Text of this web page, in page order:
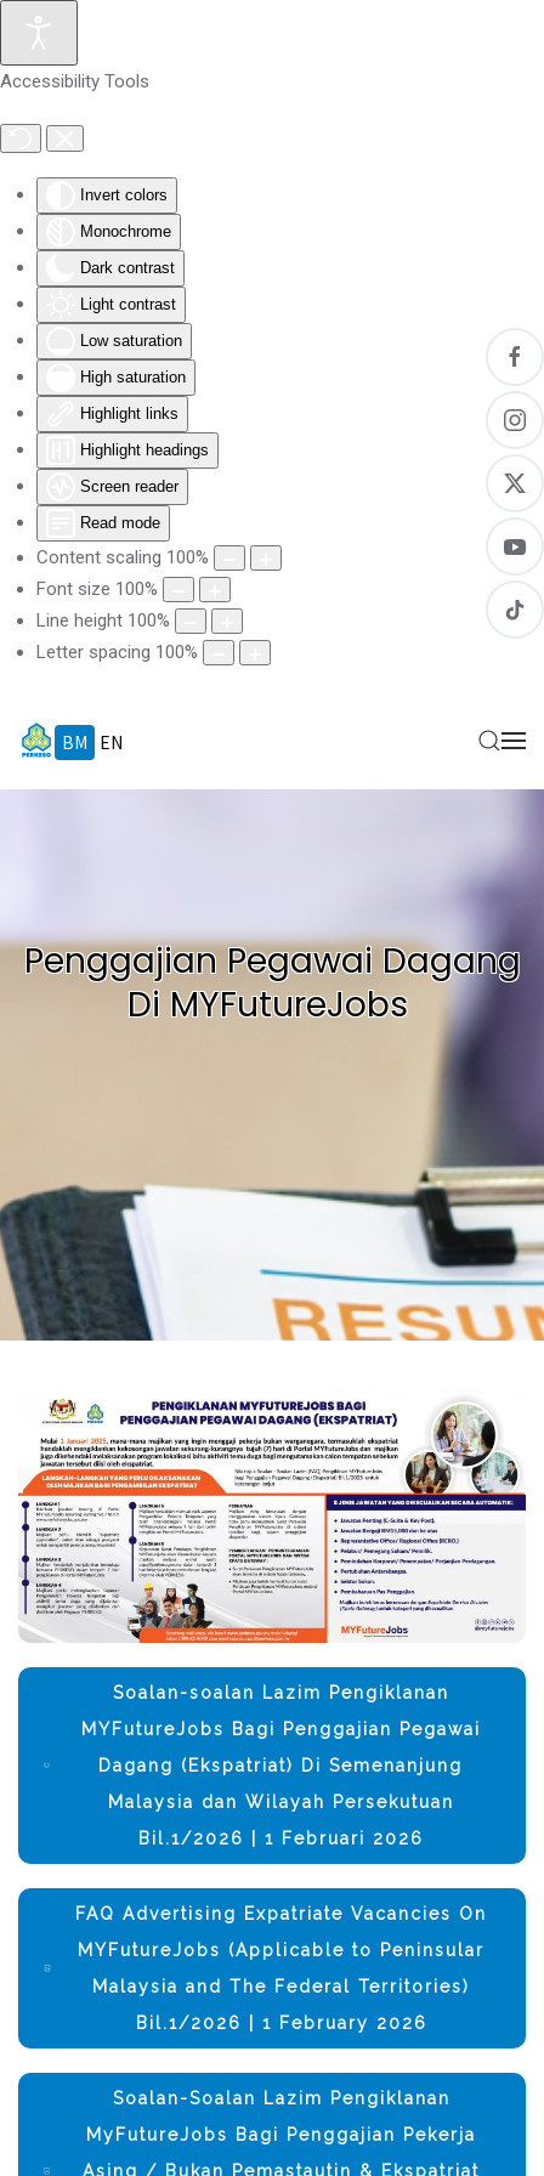
Accessibility Tools
Invert colors
Monochrome
Dark contrast
Light contrast
Low saturation
High saturation
Highlight links
Highlight headings
Screen reader
Read mode
Content scaling 100%
Font size 100%
Line height 100%
Letter spacing 100%
Skip to main content
BM EN
Penggajian Pegawai Dagang
Di MYFutureJobs
Soalan-soalan Lazim Pengiklanan
MYFutureJobs Bagi Penggajian Pegawai
Dagang (Ekspatriat) Di Semenanjung
Malaysia dan Wilayah Persekutuan
Bil.1/2026 | 1 Februari 2026
FAQ Advertising Expatriate Vacancies On
MYFutureJobs (Applicable to Peninsular
Malaysia and The Federal Territories)
Bil.1/2026 | 1 February 2026
Soalan-Soalan Lazim Pengiklanan
MyFutureJobs Bagi Penggajian Pekerja
Asing / Bukan Pemastautin & Ekspatriat